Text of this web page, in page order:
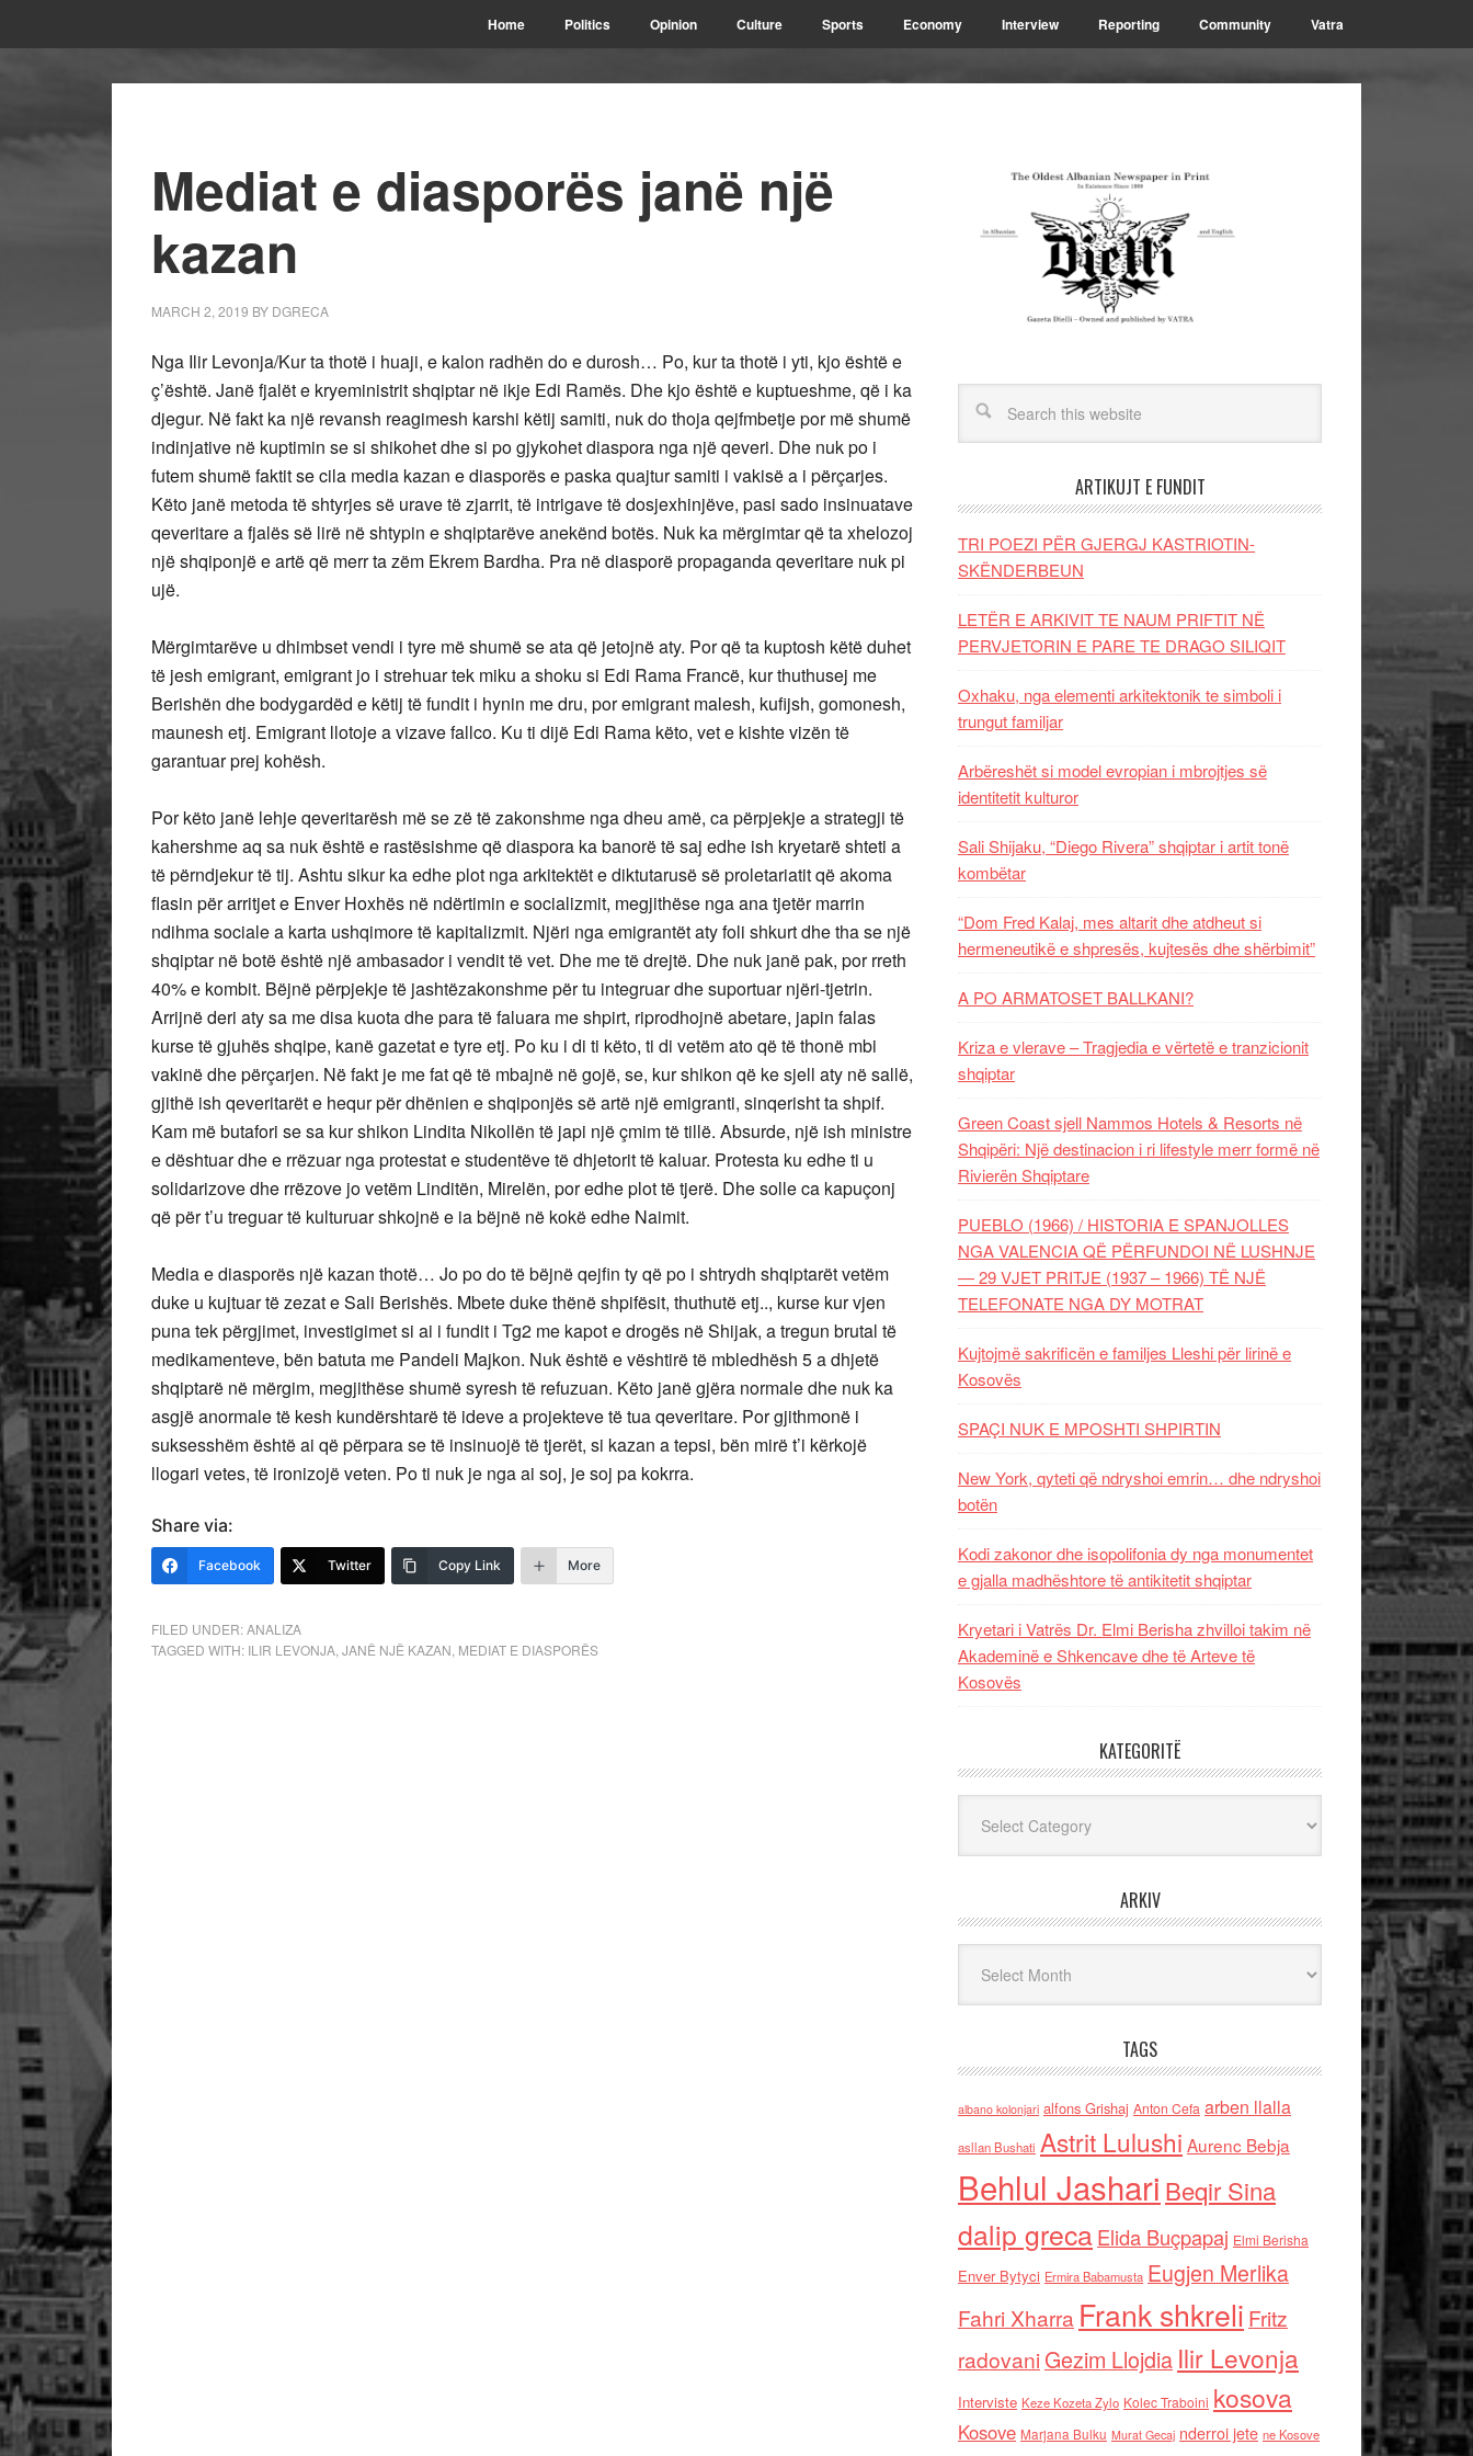
Home Politics Opinion Culture Sports Economy Interview Reporting Community Vatra
Mediat e diasporës janë një
kazan
MARCH 2, 2019 BY DGRECA
Nga Ilir Levonja/Kur ta thotë i huaji, e kalon radhën do e durosh… Po, kur ta thotë i yti, kjo është e
ç’është. Janë fjalët e kryeministrit shqiptar në ikje Edi Ramës. Dhe kjo është e kuptueshme, që i ka
djegur. Në fakt ka një revansh reagimesh karshi këtij samiti, nuk do thoja qejfmbetje por më shumë
indinjative në kuptimin se si shikohet dhe si po gjykohet diaspora nga një qeveri. Dhe nuk po i
futem shumë faktit se cila media kazan e diasporës e paska quajtur samiti i vakisë a i përçarjes.
Këto janë metoda të shtyrjes së urave të zjarrit, të intrigave të dosjexhinjëve, pasi sado insinuatave
qeveritare a fjalës së lirë në shtypin e shqiptarëve anekënd botës. Nuk ka mërgimtar që ta xhelozoj
një shqiponjë e artë që merr ta zëm Ekrem Bardha. Pra në diasporë propaganda qeveritare nuk pi
ujë.
Mërgimtarëve u dhimbset vendi i tyre më shumë se ata që jetojnë aty. Por që ta kuptosh këtë duhet
të jesh emigrant, emigrant jo i strehuar tek miku a shoku si Edi Rama Francë, kur thuthusej me
Berishën dhe bodygardëd e këtij të fundit i hynin me dru, por emigrant malesh, kufijsh, gomonesh,
maunesh etj. Emigrant llotoje a vizave fallco. Ku ti dijë Edi Rama këto, vet e kishte vizën të
garantuar prej kohësh.
Por këto janë lehje qeveritarësh më se zë të zakonshme nga dheu amë, ca përpjekje a strategji të
kahershme aq sa nuk është e rastësishme që diaspora ka banorë të saj edhe ish kryetarë shteti a
të përndjekur të tij. Ashtu sikur ka edhe plot nga arkitektët e diktutarusë së proletariatit që akoma
flasin për arritjet e Enver Hoxhës në ndërtimin e socializmit, megjithëse nga ana tjetër marrin
ndihma sociale a karta ushqimore të kapitalizmit. Njëri nga emigrantët aty foli shkurt dhe tha se një
shqiptar në botë është një ambasador i vendit të vet. Dhe me të drejtë. Dhe nuk janë pak, por rreth
40% e kombit. Bëjnë përpjekje të jashtëzakonshme për tu integruar dhe suportuar njëri-tjetrin.
Arrijnë deri aty sa me disa kuota dhe para të faluara me shpirt, riprodhojnë abetare, japin falas
kurse të gjuhës shqipe, kanë gazetat e tyre etj. Po ku i di ti këto, ti di vetëm ato që të thonë mbi
vakinë dhe përçarjen. Në fakt je me fat që të mbajnë në gojë, se, kur shikon që ke sjell aty në sallë,
gjithë ish qeveritarët e hequr për dhënien e shqiponjës së artë një emigranti, sinqerisht ta shpif.
Kam më butafori se sa kur shikon Lindita Nikollën të japi një çmim të tillë. Absurde, një ish ministre
e dështuar dhe e rrëzuar nga protestat e studentëve të dhjetorit të kaluar. Protesta ku edhe ti u
solidarizove dhe rrëzove jo vetëm Linditën, Mirelën, por edhe plot të tjerë. Dhe solle ca kapuçonj
që për t’u treguar të kulturuar shkojnë e ia bëjnë në kokë edhe Naimit.
Media e diasporës një kazan thotë… Jo po do të bëjnë qejfin ty që po i shtrydh shqiptarët vetëm
duke u kujtuar të zezat e Sali Berishës. Mbete duke thënë shpifësit, thuthutë etj.., kurse kur vjen
puna tek përgjimet, investigimet si ai i fundit i Tg2 me kapot e drogës në Shijak, a tregun brutal të
medikamenteve, bën batuta me Pandeli Majkon. Nuk është e vështirë të mbledhësh 5 a dhjetë
shqiptarë në mërgim, megjithëse shumë syresh të refuzuan. Këto janë gjëra normale dhe nuk ka
asgjë anormale të kesh kundërshtarë të ideve a projekteve të tua qeveritare. Por gjithmonë i
suksesshëm është ai që përpara se të insinuojë të tjerët, si kazan a tepsi, bën mirë t’i kërkojë
llogari vetes, të ironizojë veten. Po ti nuk je nga ai soj, je soj pa kokrra.
Share via:
Facebook Twitter Copy Link More
FILED UNDER:ANALIZA
TAGGED WITH: ILIR LEVONJA JANË NJË KAZAN MEDIAT E DIASPORËS
ARTIKUJT E FUNDIT
TRI POEZI PËR GJERGJ KASTRIOTIN-
SKËNDERBEUN
LETËR E ARKIVIT TE NAUM PRIFTIT NË
PERVJETORIN E PARE TE DRAGO SILIQIT
Oxhaku, nga elementi arkitektonik te simboli i
trungut familjar
Arbëreshët si model evropian i mbrojtjes së
identitetit kulturor
Sali Shijaku, “Diego Rivera” shqiptar i artit tonë
kombëtar
“Dom Fred Kalaj, mes altarit dhe atdheut si
hermeneutikë e shpresës, kujtesës dhe shërbimit”
A PO ARMATOSET BALLKANI?
Kriza e vlerave – Tragjedia e vërtetë e tranzicionit
shqiptar
Green Coast sjell Nammos Hotels & Resorts në
Shqipëri: Një destinacion i ri lifestyle merr formë në
Rivierën Shqiptare
PUEBLO (1966) / HISTORIA E SPANJOLLES
NGA VALENCIA QË PËRFUNDOI NË LUSHNJE
— 29 VJET PRITJE (1937 – 1966) TË NJË
TELEFONATE NGA DY MOTRAT
Kujtojmë sakrificën e familjes Lleshi për lirinë e
Kosovës
SPAÇI NUK E MPOSHTI SHPIRTIN
New York, qyteti që ndryshoi emrin… dhe ndryshoi
botën
Kodi zakonor dhe isopolifonia dy nga monumentet
e gjalla madhështore të antikitetit shqiptar
Kryetari i Vatrës Dr. Elmi Berisha zhvilloi takim në
Akademinë e Shkencave dhe të Arteve të
Kosovës
KATEGORITË
ARKIV
TAGS
albano kolonjari alfons Grishaj Anton Cefa arben llalla
asllan Bushati Astrit Lulushi Aurenc Bebja
Behlul Jashari Beqir Sina
dalip grecaElida Buçpapaj Elmi Berisha
Enver Bytyci Ermira Babamusta Eugjen Merlika
Fahri Xharra Frank shkreli Fritz
radovaniGezim Llojdia Ilir Levonja
Interviste Keze Kozeta Zylo Kolec Traboini kosova
Kosove Marjana Bulku Murat Gecaj nderroi jete ne Kosove